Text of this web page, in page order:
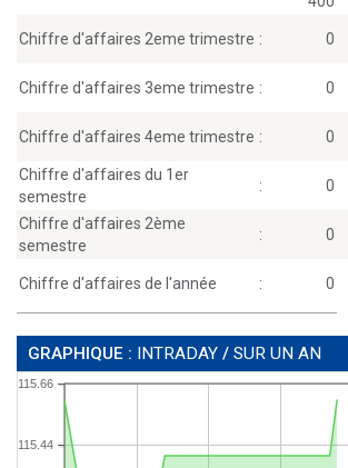
Chiffre d'affaires 2eme trimestre : 0
Chiffre d'affaires 3eme trimestre : 0
Chiffre d'affaires 4eme trimestre : 0
Chiffre d'affaires du 1er
semestre
: 0
Chiffre d'affaires 2ème
semestre
: 0
Chiffre d'affaires de l'année : 0
GRAPHIQUE : INTRADAY / SUR UN AN
115.44
115.66